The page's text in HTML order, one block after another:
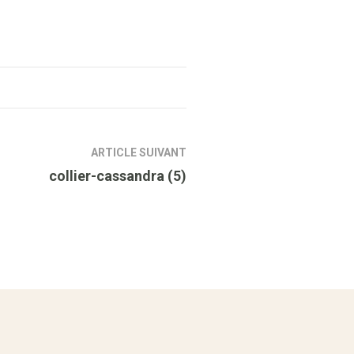
ARTICLE SUIVANT
collier-cassandra (5)